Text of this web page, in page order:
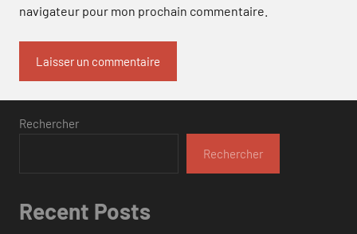
navigateur pour mon prochain commentaire.
Rechercher
Rechercher
Recent Posts